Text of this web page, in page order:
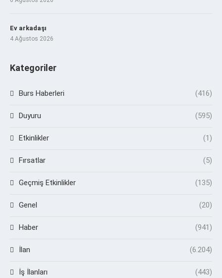
Ev arkadaşı
4 Ağustos 2026
Kategoriler
Burs Haberleri (416)
Duyuru (595)
Etkinlikler (1)
Fırsatlar (5)
Geçmiş Etkinlikler (135)
Genel (20)
Haber (941)
İlan (6.204)
İş İlanları (443)